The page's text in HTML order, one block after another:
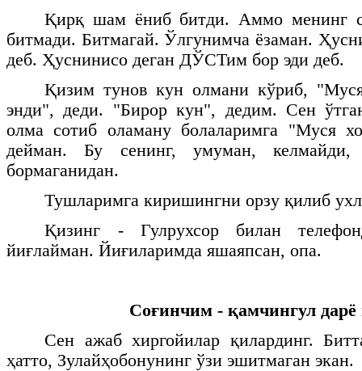
Қирқ шам ёниб битди. Аммо менинг
битмади. Битмагай. Ўлгунимча ёзаман.
деб. Ҳуснинисо деган ДЎСТим бор эди деб.
Қизим тунов кун олмани кўриб,
энди", деди. "Бирор кун", дедим. Сен
олма сотиб оламану болаларимга "Муся
дейман. Бу сенинг, умуман, келмайди,
бормаганидан.
Тушларимга киришингни орзу қилиб
Қизинг - Гулрухсор билан
йиғлайман. Йиғиларимда яшаяпсан, опа.
Соғинчим - қамчингул
Сен ажаб хиргойилар қилардинг.
ҳатто, Зулайҳобонунинг ўзи эшитмаган экан.